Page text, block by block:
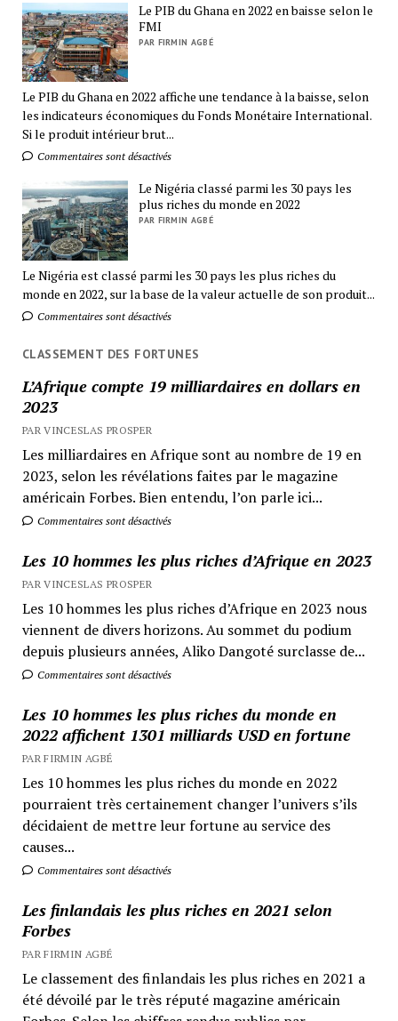
Le PIB du Ghana en 2022 en baisse selon le
FMI
PAR FIRMIN AGBÉ
Le PIB du Ghana en 2022 affiche une tendance à la baisse, selon
les indicateurs économiques du Fonds Monétaire International.
Si le produit intérieur brut...
Commentaires sont désactivés
Le Nigéria classé parmi les 30 pays les
plus riches du monde en 2022
PAR FIRMIN AGBÉ
Le Nigéria est classé parmi les 30 pays les plus riches du
monde en 2022, sur la base de la valeur actuelle de son produit...
Commentaires sont désactivés
CLASSEMENT DES FORTUNES
L’Afrique compte 19 milliardaires en dollars en
2023
PAR VINCESLAS PROSPER
Les milliardaires en Afrique sont au nombre de 19 en
2023, selon les révélations faites par le magazine
américain Forbes. Bien entendu, l’on parle ici...
Commentaires sont désactivés
Les 10 hommes les plus riches d’Afrique en 2023
PAR VINCESLAS PROSPER
Les 10 hommes les plus riches d’Afrique en 2023 nous
viennent de divers horizons. Au sommet du podium
depuis plusieurs années, Aliko Dangoté surclasse de...
Commentaires sont désactivés
Les 10 hommes les plus riches du monde en
2022 affichent 1301 milliards USD en fortune
PAR FIRMIN AGBÉ
Les 10 hommes les plus riches du monde en 2022
pourraient très certainement changer l’univers s’ils
décidaient de mettre leur fortune au service des
causes...
Commentaires sont désactivés
Les finlandais les plus riches en 2021 selon
Forbes
PAR FIRMIN AGBÉ
Le classement des finlandais les plus riches en 2021 a
été dévoilé par le très réputé magazine américain